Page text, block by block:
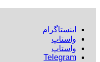
اينستاگرام
واستاپ
واستاپ
Telegram